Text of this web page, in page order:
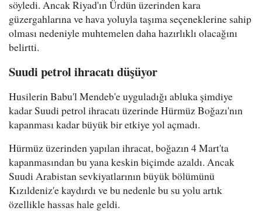
söyledi. Ancak Riyad'ın Ürdün üzerinden kara
güzergahlarına ve hava yoluyla taşıma seçeneklerine sahip
olması nedeniyle muhtemelen daha hazırlıklı olacağını
belirtti.
Suudi petrol ihracatı düşüyor
Husilerin Babu'l Mendeb'e uyguladığı abluka şimdiye
kadar Suudi petrol ihracatı üzerinde Hürmüz Boğazı'nın
kapanması kadar büyük bir etkiye yol açmadı.
Hürmüz üzerinden yapılan ihracat, boğazın 4 Mart'ta
kapanmasından bu yana keskin biçimde azaldı. Ancak
Suudi Arabistan sevkiyatlarının büyük bölümünü
Kızıldeniz'e kaydırdı ve bu nedenle bu su yolu artık
özellikle hassas hale geldi.